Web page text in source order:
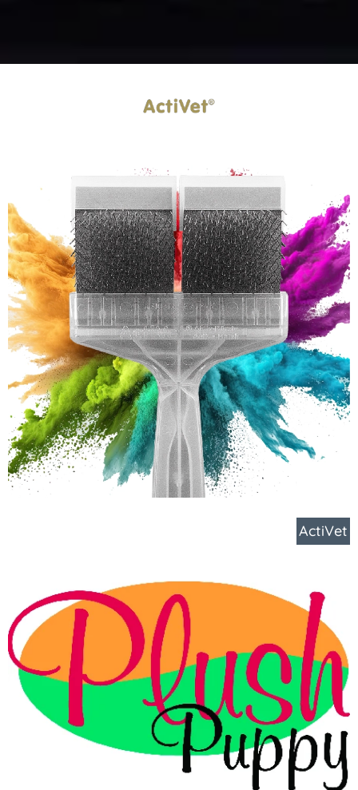
ActiVet